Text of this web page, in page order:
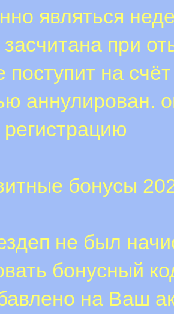
являться
засчитана при
поступит на
аннулирован.
регистрацию
бонусы
не был
бонусный
на Ваш